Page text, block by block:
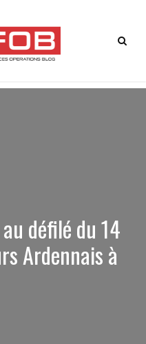
défilé du 14
Ardennais à